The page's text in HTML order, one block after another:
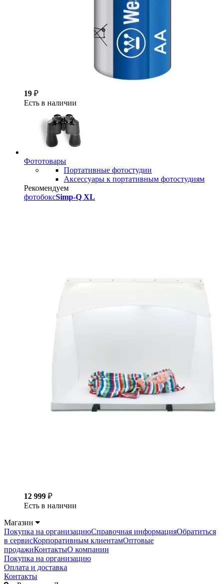
19 ₽
Есть в наличии
Фототовары
Портативные фотостудии
Аксессуары к портативным фотостудиям
Рекомендуем
фотобоксSimp-Q XL
12 999 ₽
Есть в наличии
Магазин
Покупка на организациюСправочная информацияОбратиться
в сервисКорпоративным клиентамОптовые
продажиКонтактыО компании
Покупка на организацию
Оплата и доставка
Контакты